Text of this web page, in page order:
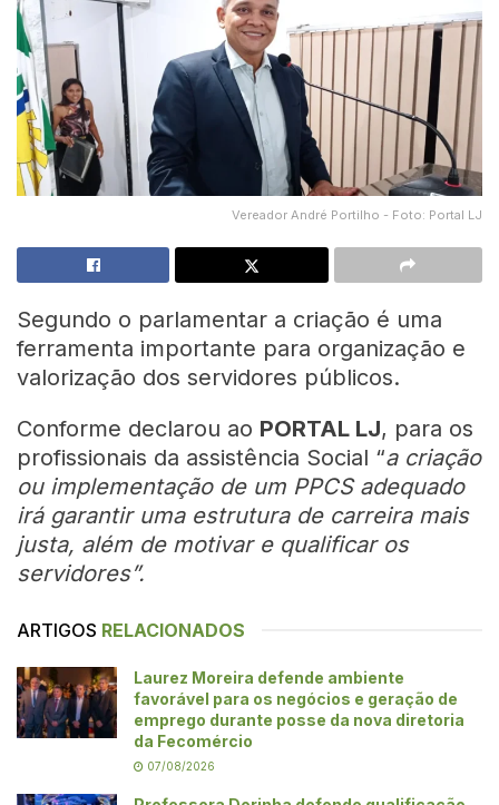
Vereador André Portilho - Foto: Portal LJ
Segundo o parlamentar a criação é uma
ferramenta importante para organização e
valorização dos servidores públicos.
Conforme declarou ao PORTAL LJ, para os
profissionais da assistência Social “a criação
ou implementação de um PPCS adequado
irá garantir uma estrutura de carreira mais
justa, além de motivar e qualificar os
servidores”.
ARTIGOS RELACIONADOS
Laurez Moreira defende ambiente
favorável para os negócios e geração de
emprego durante posse da nova diretoria
da Fecomércio
07/08/2026